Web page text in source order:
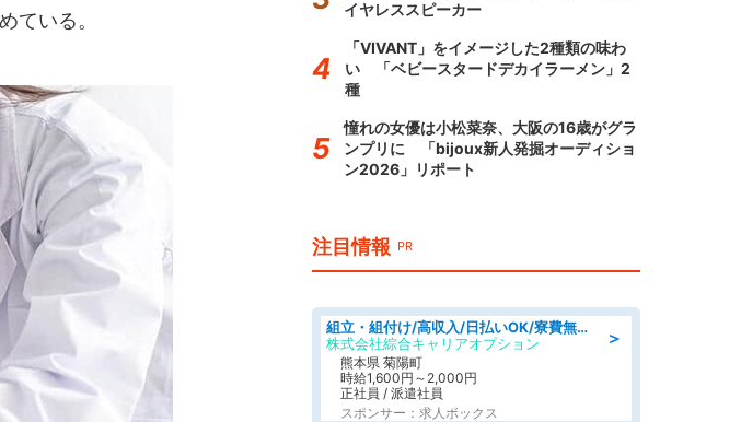
ている。
イヤレススピーカー
「VIVANT」をイメージした2種類の味わ
い 「ベビースタードデカイラーメン」2
種
憧れの女優は小松菜奈、大阪の16歳がグラ
ンプリに 「bijoux新人発掘オーディショ
ン2026」リポート
注目情報 PR
＞
組立・組付け/高収入/日払いOK/寮費無料/交替制/20・30・40代活躍中
株式会社綜合キャリアオプション
熊本県 菊陽町
時給1,600円～2,000円
正社員 / 派遣社員
スポンサー：求人ボックス